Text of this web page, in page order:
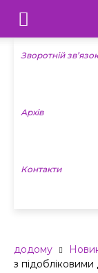
Телебачення
«Капрі»
Новини
Зворотній зв’язок
Архів
Контакти
додому
з